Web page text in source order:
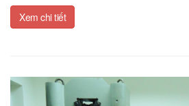
Xem chi tiết